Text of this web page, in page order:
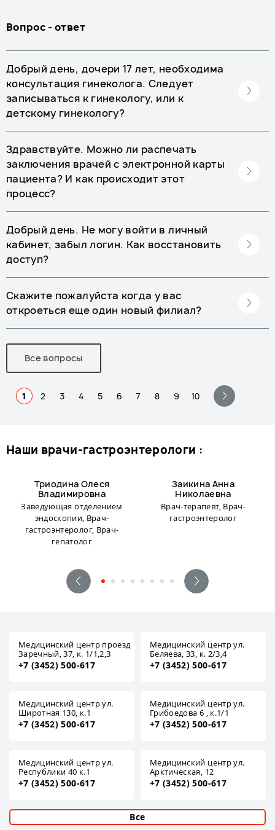
Вопрос - ответ
Добрый день, дочери 17 лет, необходима
консультация гинеколога. Следует
записываться к гинекологу, или к
детскому гинекологу?
Здравствуйте. Можно ли распечать
заключения врачей с электронной карты
пациента? И как происходит этот
процесс?
Добрый день. Не могу войти в личный
кабинет, забыл логин. Как восстановить
доступ?
Скажите пожалуйста когда у вас
откроеться еще один новый филиал?
Все вопросы
1 2 3 4 5 6 7 8 9 10
наши врачи-гастроэнтерологи :
Триодина Олеся
Владимировна
Заведующая отделением
эндоскопии, Врач-
гастроэнтеролог, Врач-
гепатолог
Заикина Анна
Николаевна
Врач-терапевт, Врач-
гастроэнтеролог
Медицинский центр проезд
Заречный, 37, к. 1/1,2,3
+7 (3452) 500-617
Медицинский центр ул.
Беляева, 33, к. 2/3,4
+7 (3452) 500-617
Медицинский центр ул.
Широтная 130, к.1
+7 (3452) 500-617
Медицинский центр ул.
Грибоедова 6 , к.1/1
+7 (3452) 500-617
Медицинский центр ул.
Республики 40 к.1
+7 (3452) 500-617
Медицинский центр ул.
Арктическая, 12
+7 (3452) 500-617
Все